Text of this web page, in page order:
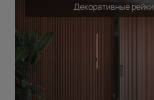
Декоративные рейки